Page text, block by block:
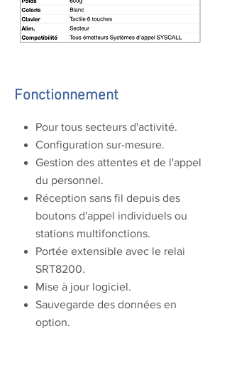
Fonctionnement
Pour tous secteurs d'activité.
Configuration sur-mesure.
Gestion des attentes et de l'appel
du personnel.
Réception sans fil depuis des
boutons d'appel individuels ou
stations multifonctions.
Portée extensible avec le relai
SRT8200.
Mise à jour logiciel.
Sauvegarde des données en
option.